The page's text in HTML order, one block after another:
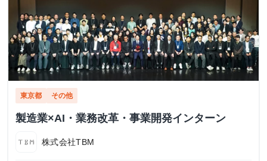
東京都 その他
製造業×AI・業務改革・事業開発インターン
株式会社TBM